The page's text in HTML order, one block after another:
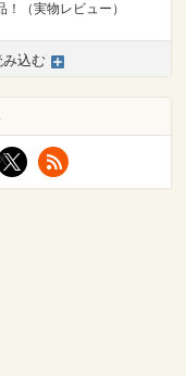
！（実物レビュー）
込む